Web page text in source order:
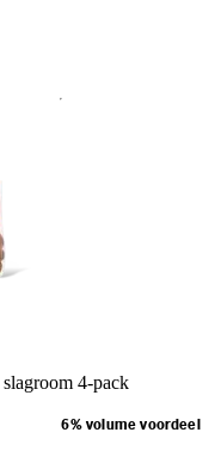
4-pack
6% volume voordeel